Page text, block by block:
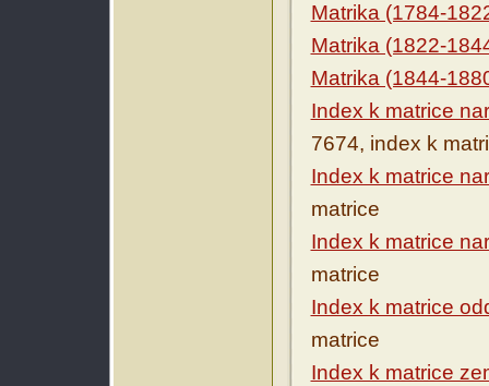
Matrika (1784-
Matrika (1822-
Matrika (1844-
Index k matrice
7674, index k
Index k matrice
matrice
Index k matrice
matrice
Index k matrice
matrice
Index k matrice